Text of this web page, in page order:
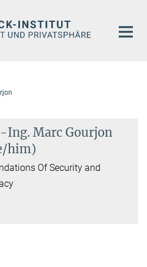
Ing. Marc Gourjon
him)
Of Security and